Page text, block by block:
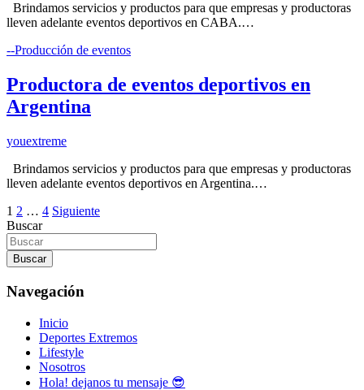
Brindamos servicios y productos para que empresas y productoras
lleven adelante eventos deportivos en CABA.…
--Producción de eventos
Productora de eventos deportivos en
Argentina
youextreme
Brindamos servicios y productos para que empresas y productoras
lleven adelante eventos deportivos en Argentina.…
Paginación
de
entradas
1 2 … 4 Siguiente
Buscar
Buscar
Navegación
Inicio
Deportes Extremos
Lifestyle
Nosotros
Hola! dejanos tu mensaje 😎